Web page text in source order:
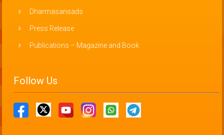
Dharmasansads
Press Release
Publications – Magazine and Book
Follow Us